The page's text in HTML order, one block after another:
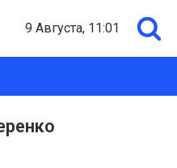
9 Августа, 11:01